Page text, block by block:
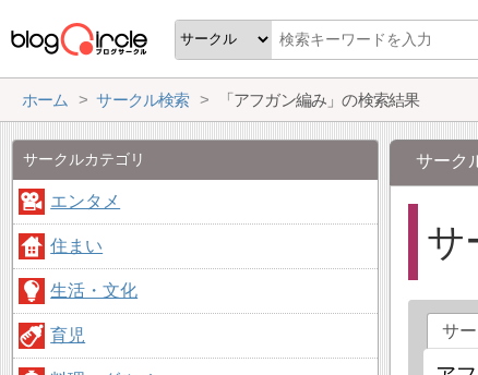
ホーム サークル検索 「アフガン編み」の検索結果
サーク
サ
サ
サークルカテゴリ
エンタメ
住まい
生活・文化
育児